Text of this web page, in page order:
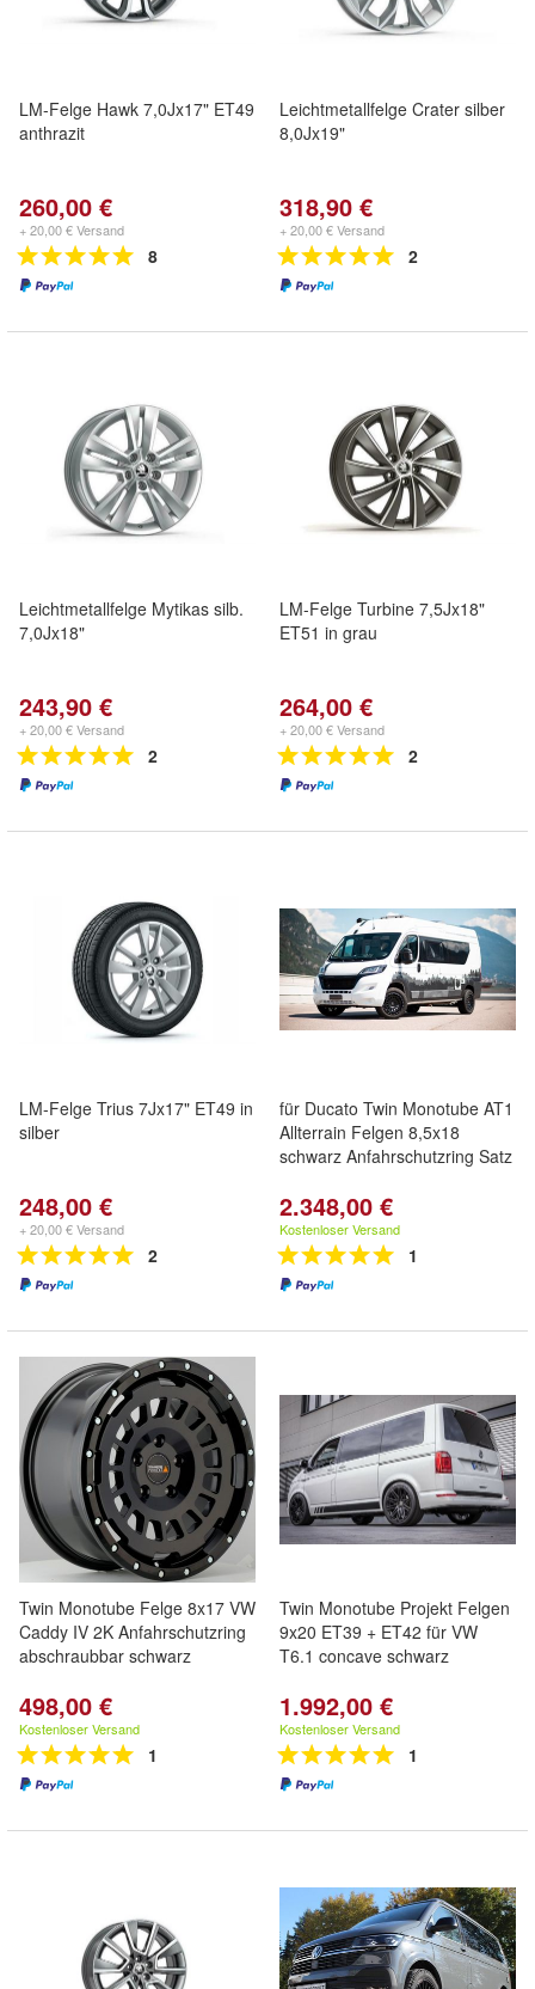
LM-Felge Hawk 7,0Jx17" ET49
anthrazit
260,00 €
+ 20,00 € Versand
8
Leichtmetallfelge Crater silber
8,0Jx19"
318,90 €
+ 20,00 € Versand
2
Leichtmetallfelge Mytikas silb.
7,0Jx18"
243,90 €
+ 20,00 € Versand
2
LM-Felge Turbine 7,5Jx18"
ET51 in grau
264,00 €
+ 20,00 € Versand
2
LM-Felge Trius 7Jx17" ET49 in
silber
248,00 €
+ 20,00 € Versand
2
für Ducato Twin Monotube AT1
Allterrain Felgen 8,5x18
schwarz Anfahrschutzring Satz
2.348,00 €
Kostenloser Versand
1
Twin Monotube Felge 8x17 VW
Caddy IV 2K Anfahrschutzring
abschraubbar schwarz
498,00 €
Kostenloser Versand
1
Twin Monotube Projekt Felgen
9x20 ET39 + ET42 für VW
T6.1 concave schwarz
1.992,00 €
Kostenloser Versand
1